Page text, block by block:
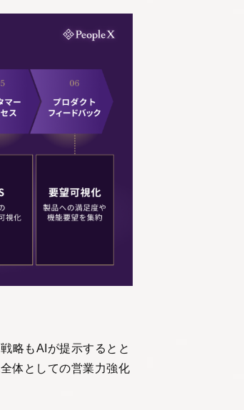
略もAIが提示するとと
体としての営業力強化